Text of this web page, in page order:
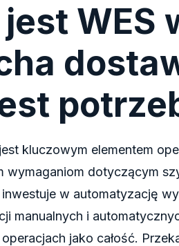
WES
kluczowym elementem
wymaganiom dotyczącym
w automatyzację
manualnych i
jako całość.